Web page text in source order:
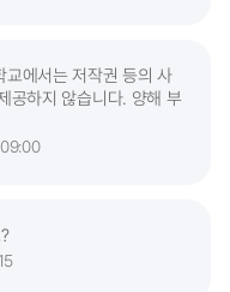
에서는 저작권 등의 사
공하지 않습니다. 양해 부